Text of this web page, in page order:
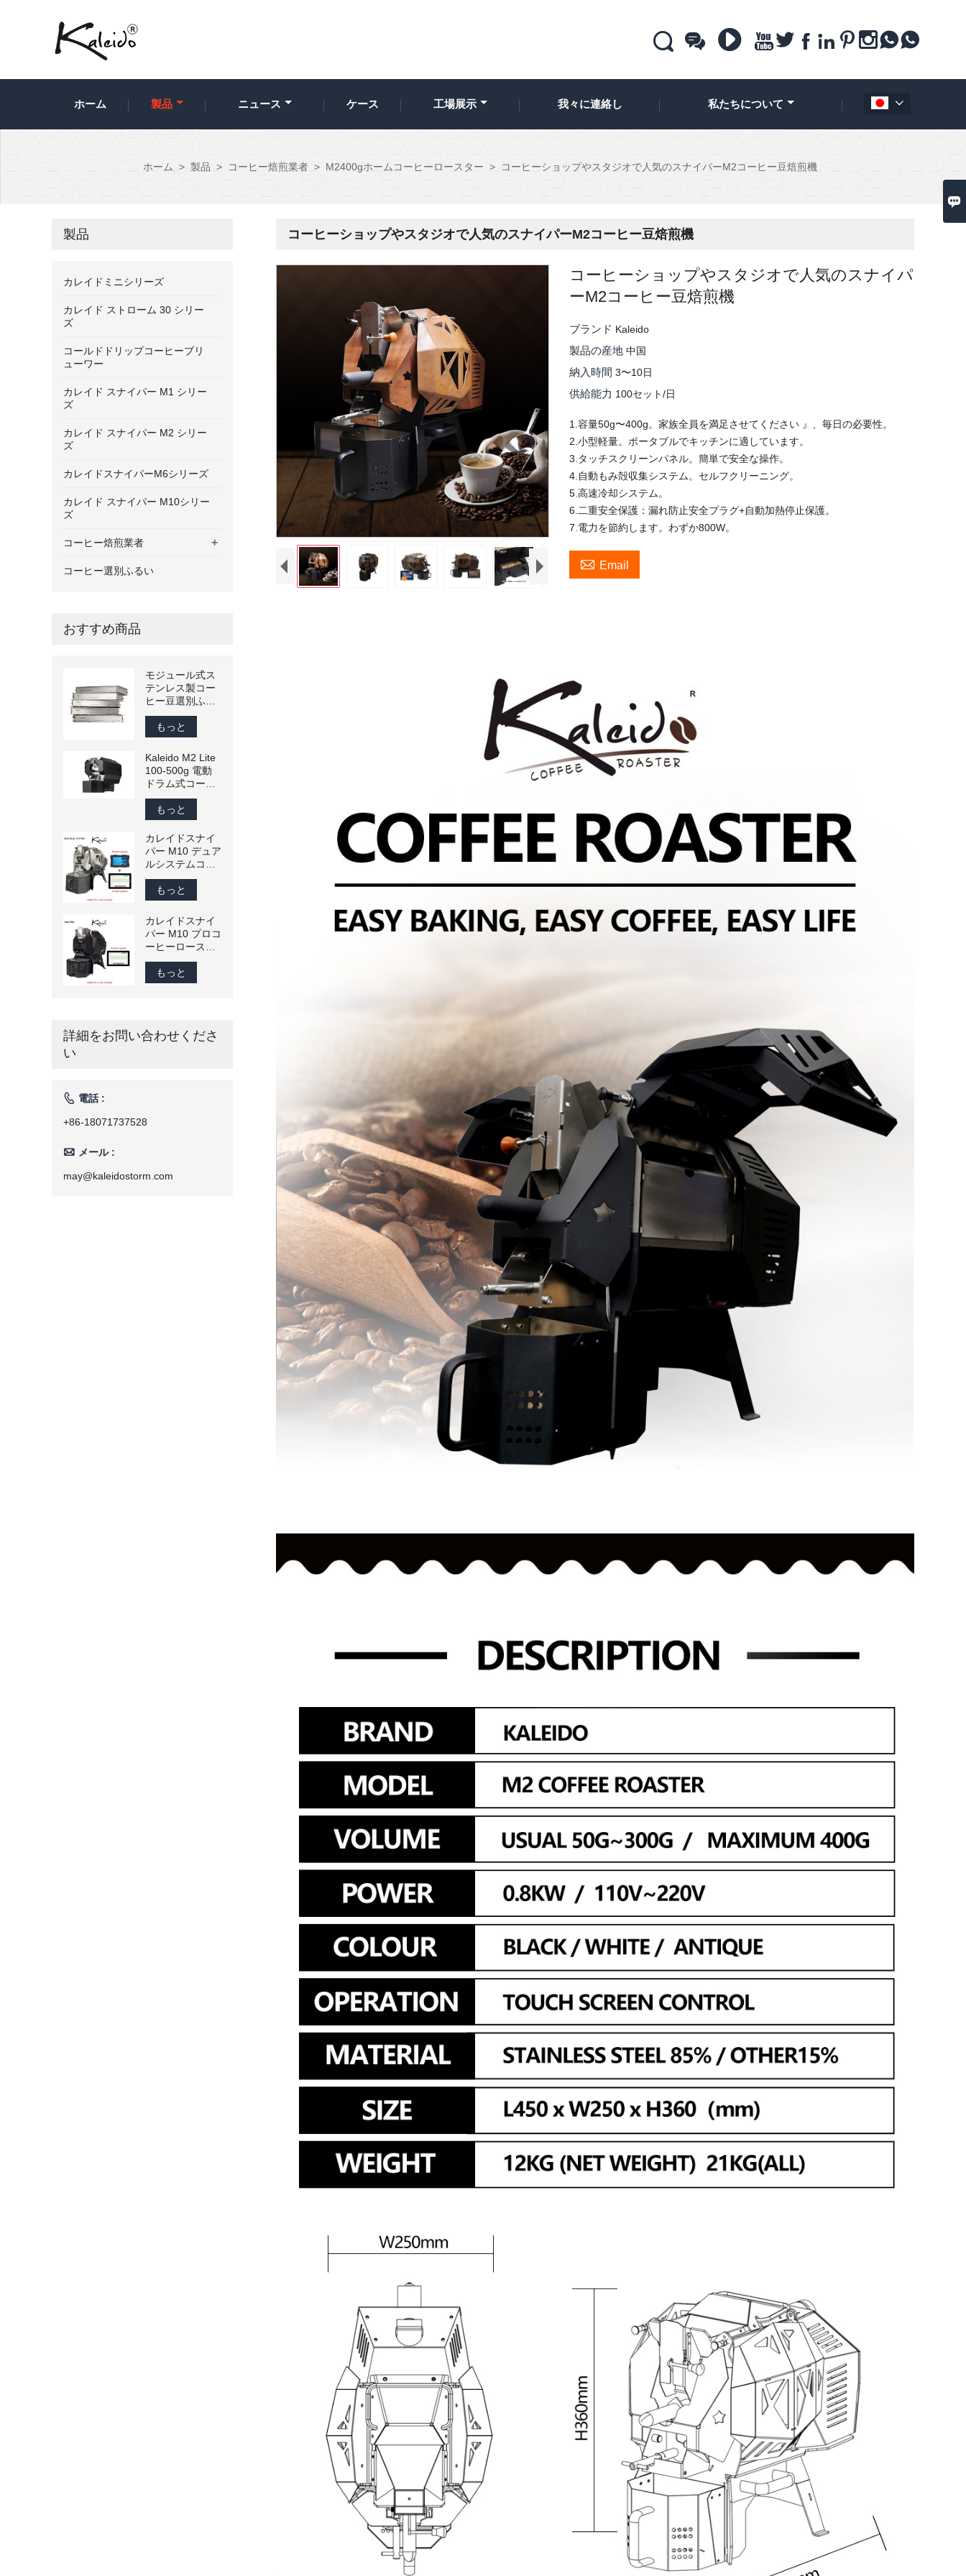

        
ホーム 製品 ニュース ケース 工場展示 我々に連絡し 私たちについて 
ホーム > 製品 > コーヒー焙煎業者 > M2400gホームコーヒーロースター > コーヒーショップやスタジオで人気のスナイパーM2コーヒー豆焙煎機
コーヒーショップやスタジオで人気のスナイパーM2コーヒー豆焙煎機
コーヒーショップやスタジオで人気のスナイパ
ーM2コーヒー豆焙煎機
ブランド Kaleido
製品の産地中国
納入時間3〜10日
供給能力 100セット/日
1.容量50g〜400g。家族全員を満足させてください 』、毎日の必要性。
2.小​​型軽量。ポータブルでキッチンに適しています。
3.タッチスクリーンパネル。簡単で安全な操作。
4.自動もみ殻収集システム。セルフクリーニング。
5.高速冷却システム。
6.二重安全保護：漏れ防止安全プラグ+自動加熱停止保護。
7.電力を節約します。わずか800W。
 Email
製品
カレイドミニシリーズ
カレイド ストローム 30 シリー
ズ
コールドドリップコーヒーブリ
ューワー
カレイド スナイパー M1 シリー
ズ
カレイド スナイパー M2 シリー
ズ
カレイドスナイパーM6シリーズ
カレイド スナイパー M10シリー
ズ
+
コーヒー焙煎業者
コーヒー選別ふるい
おすすめ商品
モジュール式ス
テンレス製コー
ヒー豆選別ふる
い – 生豆と焙煎
豆用にメッシュ
サイズをカスタ
マイズ可能
もっと
Kaleido M2 Lite
100-500g 電動
ドラム式コーヒ
ーロースター
（Artisan互換）
もっと
カレイドスナイ
パー M10 デュア
ルシステムコー
ヒーロースター
300 グラ
ム-1200 グラム
商業スマートコ
ーヒー豆ロース
ター家庭用焙煎
機 110 v/220 v
もっと
カレイドスナイ
パー M10 プロコ
ーヒーロースタ
ー 300 グラ
ム-1200 グラム
商業スマートコ
もっと
詳細をお問い合わせくださ
い
 電話 :
+86-18071737528
 メール :
may@kaleidostorm.com